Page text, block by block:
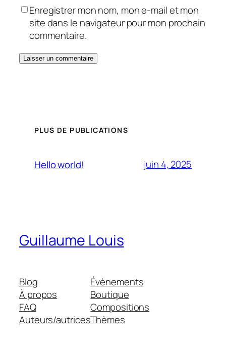
Enregistrer mon nom, mon e-mail et mon
site dans le navigateur pour mon prochain
commentaire.
PLUS DE PUBLICATIONS
Hello world! juin 4, 2025
Guillaume Louis
Blog
À propos
FAQ
Auteurs/autrices
Évènements
Boutique
Compositions
Thèmes